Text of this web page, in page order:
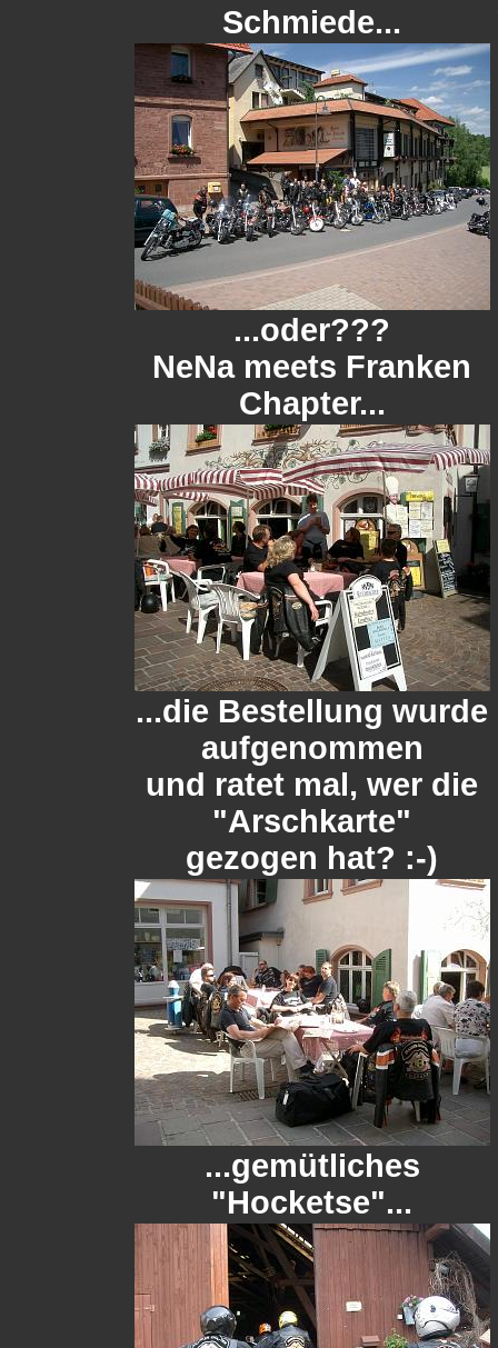
Schmiede...
...oder???
NeNa meets Franken
Chapter...
...die Bestellung wurde
aufgenommen
und ratet mal, wer die
"Arschkarte"
gezogen hat? :-)
...gemütliches
"Hocketse"...